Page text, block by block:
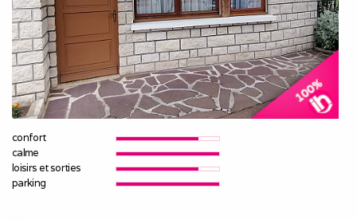
confort
calme
loisirs et sorties
parking